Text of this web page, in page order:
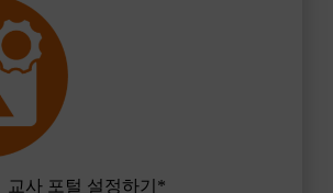
교사 포털 설정하기*